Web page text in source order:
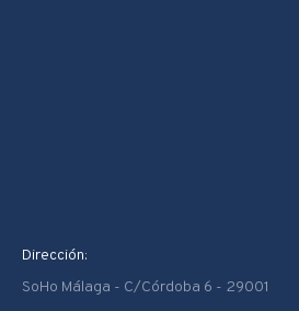
Dirección:
SoHo Málaga - C/Córdoba 6 - 29001